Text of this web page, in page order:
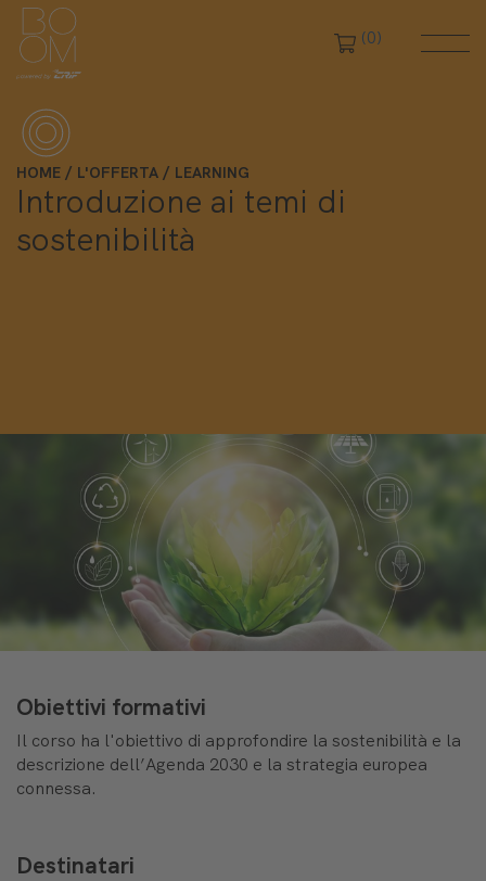
(0)
HOME L'OFFERTA LEARNING
Introduzione ai temi di
sostenibilità
Obiettivi formativi
Il corso ha l'obiettivo di approfondire la sostenibilità e la
descrizione dell’Agenda 2030 e la strategia europea
connessa.
Destinatari